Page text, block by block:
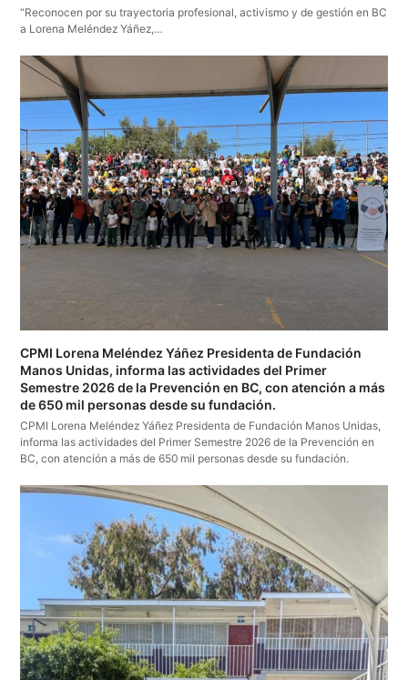
“Reconocen por su trayectoria profesional, activismo y de gestión en BC
a Lorena Meléndez Yáñez,…
CPMI Lorena Meléndez Yáñez Presidenta de Fundación
Manos Unidas, informa las actividades del Primer
Semestre 2026 de la Prevención en BC, con atención a más
de 650 mil personas desde su fundación.
CPMI Lorena Meléndez Yáñez Presidenta de Fundación Manos Unidas,
informa las actividades del Primer Semestre 2026 de la Prevención en
BC, con atención a más de 650 mil personas desde su fundación.